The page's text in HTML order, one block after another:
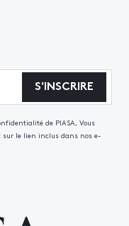
S'INSCRIRE
de PIASA, Vous
sur le lien inclus dans nos e-